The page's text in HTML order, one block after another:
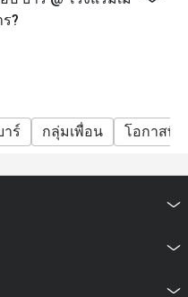
?
าร์ กลุ่มเพื่อน โอกาสพิเ